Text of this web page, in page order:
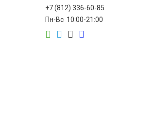
+7 (812) 336-60-85
Пн-Вс 10:00-21:00